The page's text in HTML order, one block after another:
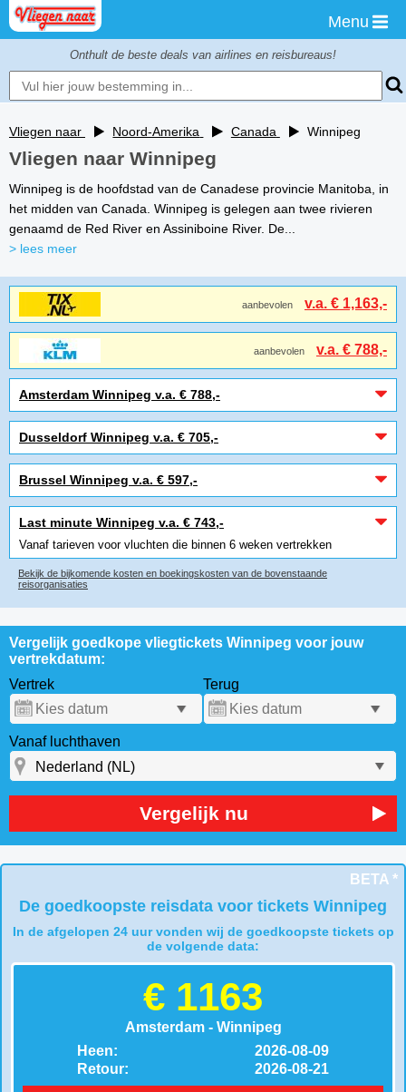
Menu
Onthult de beste deals van airlines en reisbureaus!
Vliegen naar Noord-Amerika Canada Winnipeg
Vliegen naar Winnipeg
Winnipeg is de hoofdstad van de Canadese provincie Manitoba, in
het midden van Canada. Winnipeg is gelegen aan twee rivieren
genaamd de Red River en Assiniboine River. De...
> lees meer
aanbevolen v.a. € 1,163,-
aanbevolen v.a. € 788,-
Amsterdam Winnipeg v.a. € 788,-
Dusseldorf Winnipeg v.a. € 705,-
Brussel Winnipeg v.a. € 597,-
Last minute Winnipeg v.a. € 743,-
Vanaf tarieven voor vluchten die binnen 6 weken vertrekken
Bekijk de bijkomende kosten en boekingskosten van de bovenstaande
reisorganisaties
Vergelijk goedkope vliegtickets Winnipeg voor jouw
vertrekdatum:
Vertrek
Terug
Vanaf luchthaven
Vergelijk nu
BETA *
De goedkoopste reisdata voor tickets Winnipeg
In de afgelopen 24 uur vonden wij de goedkoopste tickets op
de volgende data:
€ 1163
Amsterdam - Winnipeg
Heen:
Retour:
2026-08-09
2026-08-21